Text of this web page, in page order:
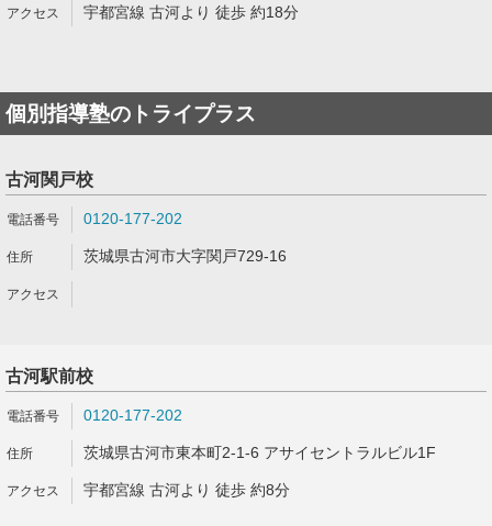
宇都宮線 古河より 徒歩 約18分
個別指導塾のトライプラス
古河関戸校
0120-177-202
茨城県古河市大字関戸729-16
古河駅前校
0120-177-202
茨城県古河市東本町2-1-6 アサイセントラルビル1F
宇都宮線 古河より 徒歩 約8分